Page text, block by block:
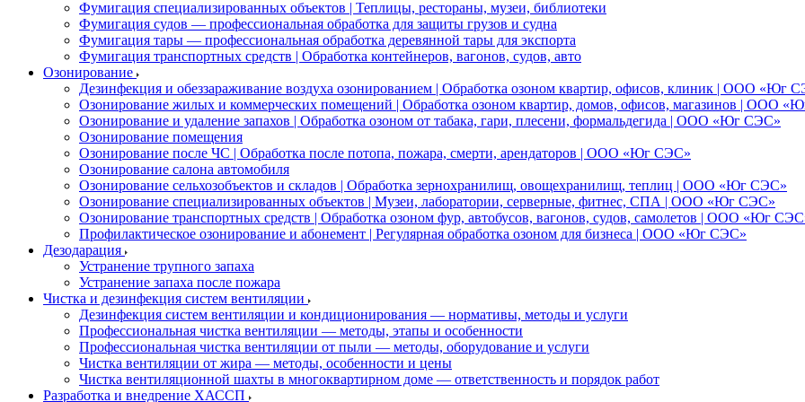
Фумигация специализированных объектов | Теплицы, рестораны, музеи, библиотеки
Фумигация судов — профессиональная обработка для защиты грузов и судна
Фумигация тары — профессиональная обработка деревянной тары для экспорта
Фумигация транспортных средств | Обработка контейнеров, вагонов, судов, авто
Озонирование
Дезинфекция и обеззараживание воздуха озонированием | Обработка озоном квартир, офисов, клиник | ООО «Юг
Озонирование жилых и коммерческих помещений | Обработка озоном квартир, домов, офисов, магазинов | ООО
Озонирование и удаление запахов | Обработка озоном от табака, гари, плесени, формальдегида | ООО «Юг СЭС»
Озонирование помещения
Озонирование после ЧС | Обработка после потопа, пожара, смерти, арендаторов | ООО «Юг СЭС»
Озонирование салона автомобиля
Озонирование сельхозобъектов и складов | Обработка зернохранилищ, овощехранилищ, теплиц | ООО «Юг СЭС»
Озонирование специализированных объектов | Музеи, лаборатории, серверные, фитнес, СПА | ООО «Юг СЭС»
Озонирование транспортных средств | Обработка озоном фур, автобусов, вагонов, судов, самолетов | ООО «Юг
Профилактическое озонирование и абонемент | Регулярная обработка озоном для бизнеса | ООО «Юг СЭС»
Дезодарация
Устранение трупного запаха
Устранение запаха после пожара
Чистка и дезинфекция систем вентиляции
Дезинфекция систем вентиляции и кондиционирования — нормативы, методы и услуги
Профессиональная чистка вентиляции — методы, этапы и особенности
Профессиональная чистка вентиляции от пыли — методы, оборудование и услуги
Чистка вентиляции от жира — методы, особенности и цены
Чистка вентиляционной шахты в многоквартирном доме — ответственность и порядок работ
Разработка и внедрение ХАССП